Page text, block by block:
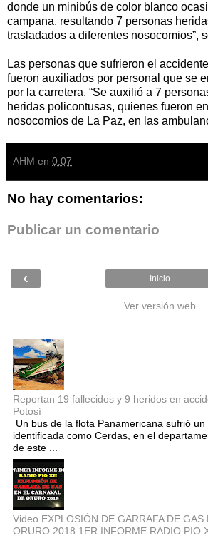
donde un minibús de color blanco
campana, resultando 7 personas
trasladados a diferentes nosocomios”,
Las personas que sufrieron el
fueron auxiliados por personal que se
por la carretera. “Se auxilió a 7
heridas policontusas, quienes fueron
nosocomios de La Paz, en las
AHM en 0:07
No hay comentarios:
Publicar un comentario
‹ Inicio
Ver versión web
Reportan 19 fallecidos y 9 heridos en
Potosí
Un bus de la flota Panamericana sufrió
identificada como Cerdas, en el
de este ...
Video EXPLOSIÓN DE GARRAFA DE GAS
ORURO 2018 1ER INFORME RADIO PIO